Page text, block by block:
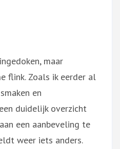
maar
flink. Zoals ik eerder al
en
duidelijk overzicht
een aanbeveling te
weer iets anders.